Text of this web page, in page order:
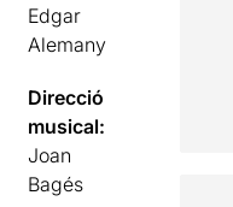
Edgar
Alemany
Direcció
musical:
Joan
Bagés